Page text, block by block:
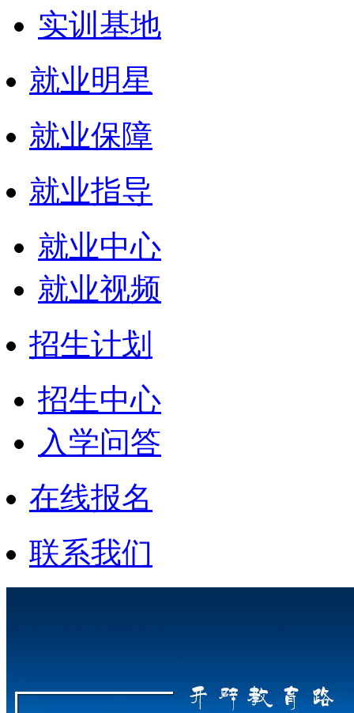
实训基地
就业明星
就业保障
就业指导
就业中心
就业视频
招生计划
招生中心
入学问答
在线报名
联系我们